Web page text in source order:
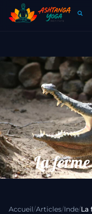
Formation
Glossaire
Contact
La
Accueil/Articles/Inde/La